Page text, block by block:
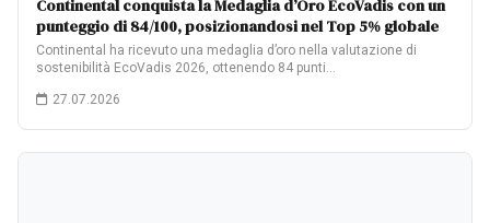
Continental conquista la Medaglia d’Oro EcoVadis con un
punteggio di 84/100, posizionandosi nel Top 5% globale
Continental ha ricevuto una medaglia d’oro nella valutazione di
sostenibilità EcoVadis 2026, ottenendo 84 punti…
27.07.2026